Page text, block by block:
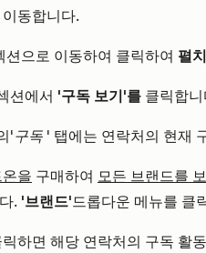
동합니다.
션으로 이동하여 클릭하여 펼
션에서 '구독 보기'를 클릭합
'구독 ' 탭에는 연락처의 현재
을 구매하여 모든 브랜드를
. '브랜드'드롭다운 메뉴를 클
릭하면 해당 연락처의 구독 활